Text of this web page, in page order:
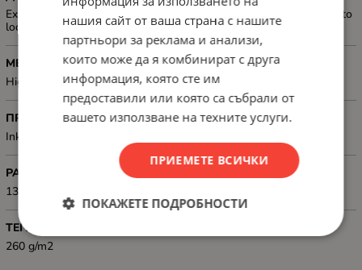
Excellent match for Canon Lucia & ChromaLife100+ inks. Real photo
look and feel with saturated blacks & lively colours.
МЕДИЯ, ТИП
High gloss finish
ПРИЛОЖЕНИЕ
InkJet Printers
РАЗМЕР
13 x 18 cm
ТЕГЛО, Г/М2
260 g/m2
нашия сайт от ваша страна с нашите
партньори за реклама и анализи,
които може да я комбинират с друга
информация, която сте им
предоставили или която са събрали от
вашето използване на техните услуги.
ПРИЕМЕТЕ ВСИЧКИ
ПОКАЖЕТЕ ПОДРОБНОСТИ